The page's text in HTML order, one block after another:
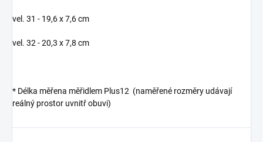
vel. 31 - 19,6 x 7,6 cm
vel. 32 - 20,3 x 7,8 cm
* Délka měřena měřidlem Plus12 (naměřené rozměry udávají
reálný prostor uvnitř obuvi)